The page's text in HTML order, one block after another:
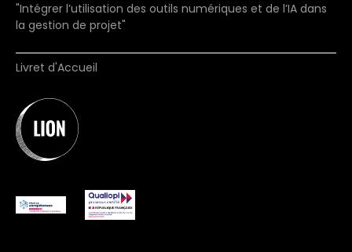
"Intégrer l’utilisation des outils numériques et de l’IA dans
la gestion de projet"
Livret d'Accueil